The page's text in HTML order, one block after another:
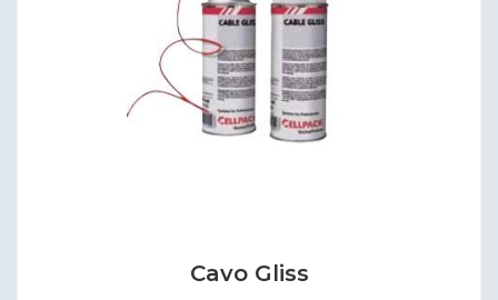
Cavo Gliss